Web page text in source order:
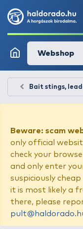
Webshop
Bait stings,
Beware: scam
only official
check your
and only enter
suspiciously
it is most likely a
there, please